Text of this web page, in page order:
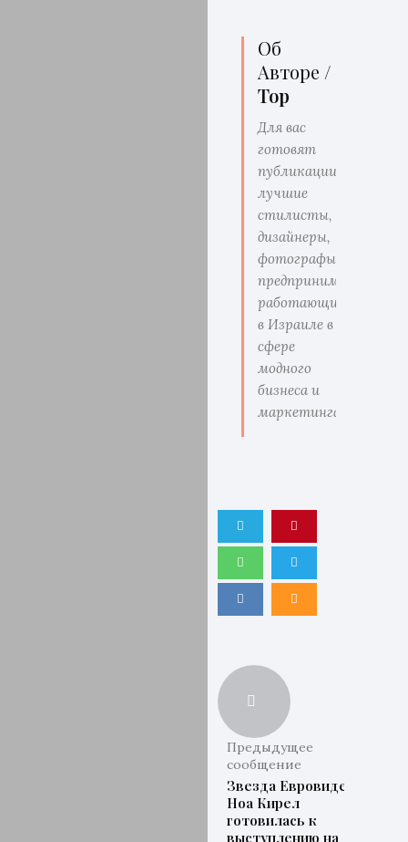
Об
Авторе /
Top
Для вас
готовят
публикации
лучшие
стилисты,
дизайнеры,
фотографы,
предприниматели
работающие
в Израиле в
сфере
модного
бизнеса и
маркетинга.
Предыдущее
сообщение
Звезда Евровидения
Ноа Кирел
готовилась к
выступлению на